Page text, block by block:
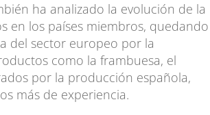
ha analizado la evolución de la
en los países miembros, quedando
del sector europeo por la
como la frambuesa, el
por la producción española,
más de experiencia.